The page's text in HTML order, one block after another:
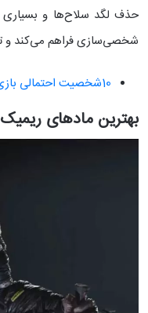
حذف لگد سلاح‌ها و بسیاری
شخصی‌سازی فراهم می‌کند و
10شخصیت احتمالی بازی Resident Evil 9
بهترین مادهای ریمیک